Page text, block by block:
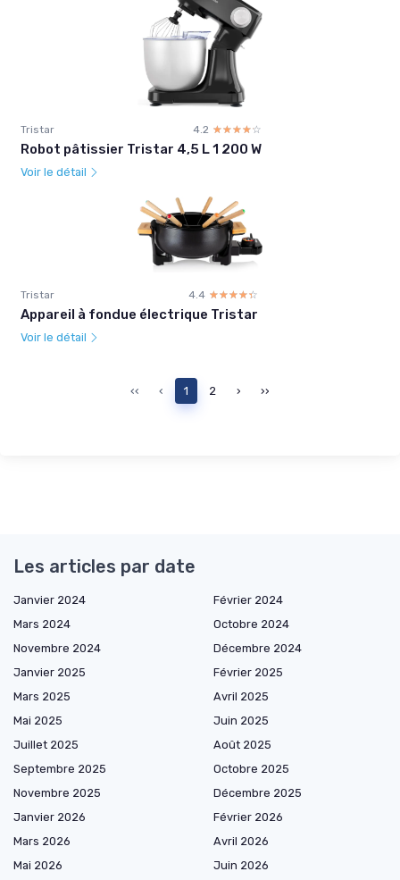
Tristar 4.2 ☆☆☆☆☆
★★★★★
Robot pâtissier Tristar 4,5 L 1 200 W
Voir le détail
Tristar 4.4 ☆☆☆☆☆
★★★★★
Appareil à fondue électrique Tristar
Voir le détail
‹‹ ‹ 1 2 › ››
Les articles par date
Janvier 2024
Février 2024
Mars 2024
Octobre 2024
Novembre 2024
Décembre 2024
Janvier 2025
Février 2025
Mars 2025
Avril 2025
Mai 2025
Juin 2025
Juillet 2025
Août 2025
Septembre 2025
Octobre 2025
Novembre 2025
Décembre 2025
Janvier 2026
Février 2026
Mars 2026
Avril 2026
Mai 2026
Juin 2026